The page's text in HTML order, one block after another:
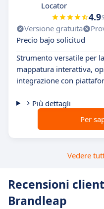
Locator
4.9
Versione gratuita
Precio bajo solicitud
Strumento versatile per
mappatura interattiva,
integrazione con
Più dettagli
Per
Vedere
Recensioni
Brandleap